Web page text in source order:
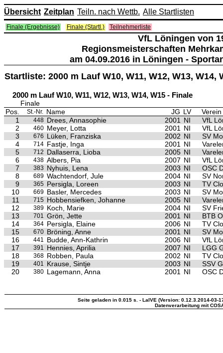
Übersicht Zeitplan Teiln. nach Wettb. Alle Startlisten
Finale (Ergebnisse) Finale (Startl.) Teilnehmerliste
VfL Löningen von
Regionsmeisterschaften
am 04.09.2016 in Löningen -
Startliste: 2000 m Lauf W10, W11, W12, W13,
2000 m Lauf W10, W11, W12, W13, W14, W15 - Finale
Finale
Pos.
St.-Nr. Name JG LV
Verein
1
448 Drees, Annasophie 2001 NI
VfL
2
460 Meyer, Lotta 2001 NI
VfL
3
676 Lüken, Franziska 2002 NI
SV
4
714 Fastje, Inga 2001 NI
5
712 Dallaserra, Lioba 2005 NI
6
438 Albers, Pia 2007 NI
VfL
7
383 Nyhuis, Lena 2003 NI
OSC
8
689 Wachtendorf, Jule 2004 NI
SV
9
365 Persigla, Loreen 2003 NI
TV
10
669 Basler, Mercedes 2003 NI
SV
11
715 Hobbensiefken, Johanne 2005 NI
12
389 Koch, Marie 2004 NI
SV
13
701 Grön, Jette 2001 NI
BTB
14
364 Persigla, Elaine 2006 NI
TV
15
670 Bröning, Anne 2001 NI
SV
16
441 Budde, Ann-Kathrin 2006 NI
VfL
17
391 Hennies, Aprilia 2007 NI
LGG
18
368 Robben, Paula 2002 NI
TV
19
401 Krause, Sintje 2003 NI
SSV
20
380 Lagemann, Anna 2001 NI OSC
Seite geladen in 0.015 s. - LaIVE (Version: 0.12.3.2014-03-
Datenverarbeitung mit